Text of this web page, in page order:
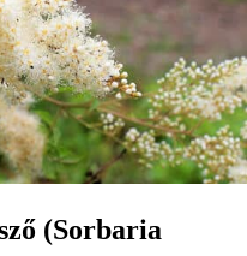
(Sorbaria